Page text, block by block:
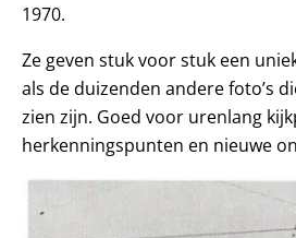
1970.
Ze geven stuk voor stuk een
als de duizenden andere foto’s
zien zijn. Goed voor urenlang
herkenningspunten en nieuwe